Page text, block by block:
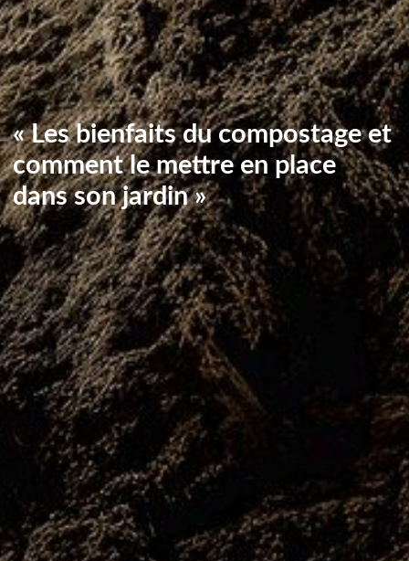
« Les bienfaits du compostage et
comment le mettre en place
dans son jardin »